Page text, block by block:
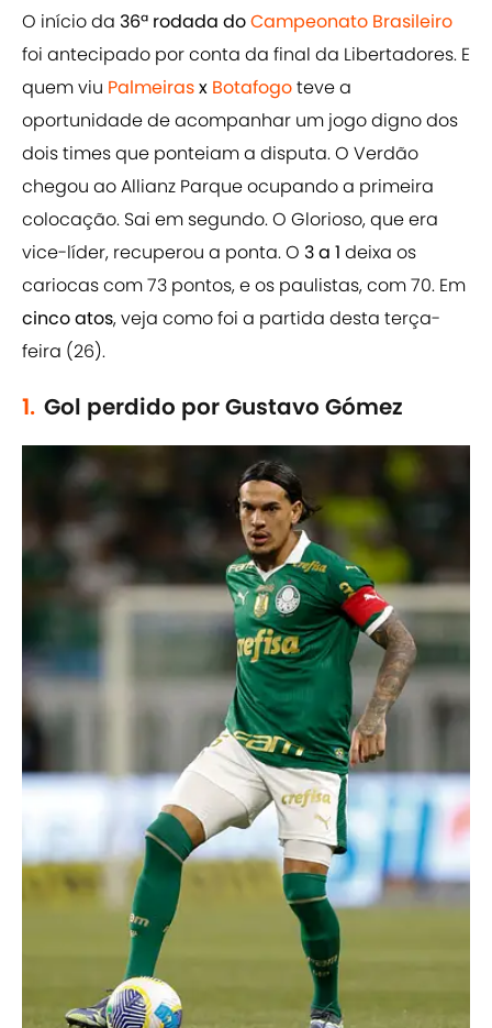
O início da 36ª rodada doCampeonato Brasileiro
foi antecipado por conta da final da Libertadores. E
quem viu Palmeirasx Botafogoteve a
oportunidade de acompanhar um jogo digno dos
dois times que ponteiam a disputa. O Verdão
chegou ao Allianz Parque ocupando a primeira
colocação. Sai em segundo. O Glorioso, que era
vice-líder, recuperou a ponta. O 3 a 1 deixa os
cariocas com 73 pontos, e os paulistas, com 70. Em
cinco atos, veja como foi a partida desta terça-
feira (26).
1. Gol perdido por Gustavo Gómez